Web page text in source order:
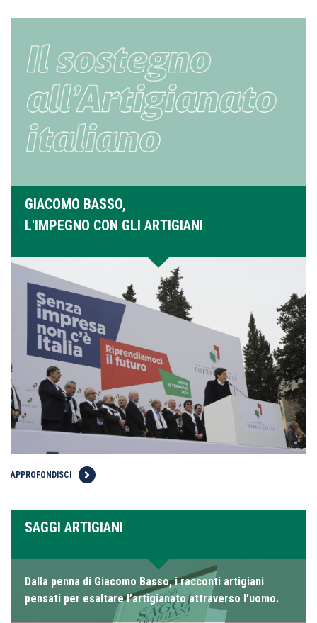
GIACOMO BASSO,
L'IMPEGNO CON GLI ARTIGIANI
APPROFONDISCI
SAGGI ARTIGIANI
Dalla penna di Giacomo Basso, i racconti artigiani
pensati per esaltare l’artigianato attraverso l’uomo.